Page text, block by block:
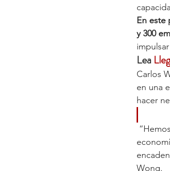
En este
y 300
Lea
Carlos
en una
hacer
Wong.